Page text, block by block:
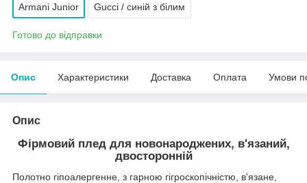
Armani Junior Gucci / синій з білим
Готово до відправки
Опис Характеристики Доставка Оплата Умови
Опис
Фірмовий плед для новонароджених, в'язаний,
двосторонній
Полотно гіпоалергенне, з гарною гігроскопічністю, в'язане,